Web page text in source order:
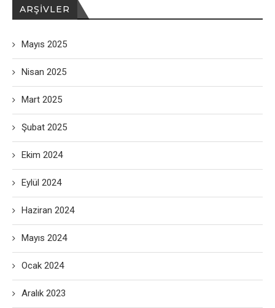
ARŞIVLER
Mayıs 2025
Nisan 2025
Mart 2025
Şubat 2025
Ekim 2024
Eylül 2024
Haziran 2024
Mayıs 2024
Ocak 2024
Aralık 2023